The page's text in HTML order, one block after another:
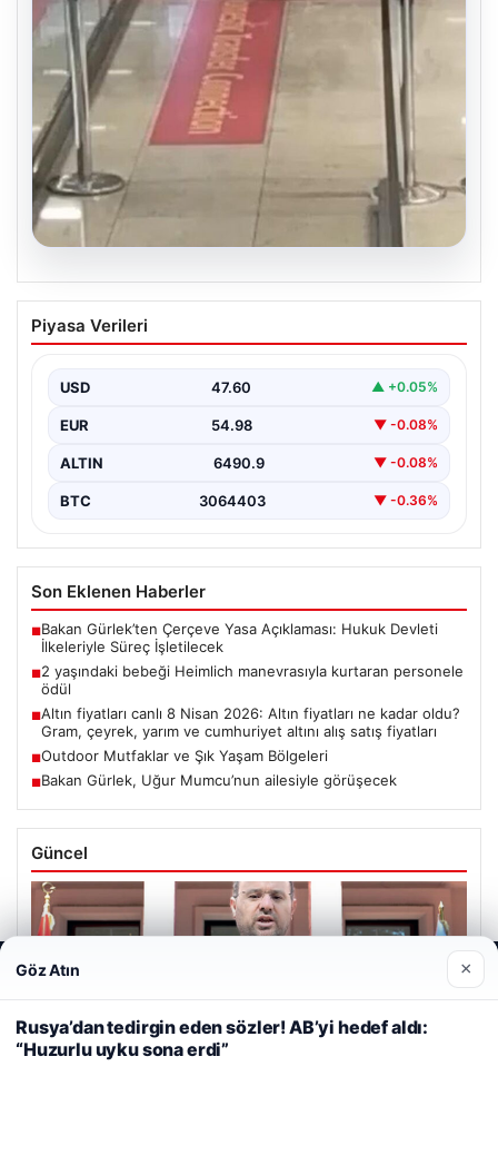
2 yaşındaki bebeği Heimlich
manevrasıyla kurtaran personele ödül
Bebeği Heimlich Manevrası ile Kurtaran Havalimanı
Personeline…
Piyasa Verileri
USD 47.60 ▲ +0.05%
EUR 54.98 ▼ -0.08%
ALTIN 6490.9 ▼ -0.08%
BTC 3064403 ▼ -0.36%
Son Eklenen Haberler
■Bakan Gürlek’ten Çerçeve Yasa Açıklaması: Hukuk Devleti
İlkeleriyle Süreç İşletilecek
■2 yaşındaki bebeği Heimlich manevrasıyla kurtaran personele
ödül
■Altın fiyatları canlı 8 Nisan 2026: Altın fiyatları ne kadar oldu?
Gram, çeyrek, yarım ve cumhuriyet altını alış satış fiyatları
■Outdoor Mutfaklar ve Şık Yaşam Bölgeleri
■Bakan Gürlek, Uğur Mumcu’nun ailesiyle görüşecek
Güncel
Bakan Gürlek’ten Çerçeve Yasa Açıklaması: Hukuk Devleti
İlkeleriyle Süreç İşletilecek
Web sitemizi nasıl kullandığınızı daha iyi anlayabilmek,
deneyiminizi kişiselleştirmek ve geliştirmek amacıyla çerezler
kullanıyoruz. Çerez Politikamız
Reddet Kabul Et
Göz Atın ×
Rusya’dan tedirgin eden sözler! AB’yi hedef aldı:
“Huzurlu uyku sona erdi”